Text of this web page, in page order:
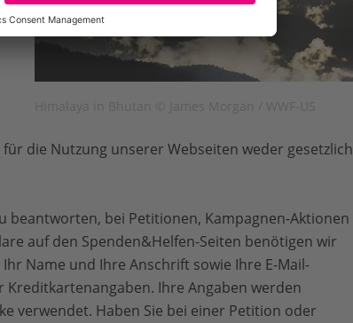
die Nutzung unserer Webseiten weder gesetzlich
beantworten, bei Petitionen, Kampagnen-Aktionen
auf den Spenden&Helfen-Seiten benötigen wir
Name und Ihre Anschrift sowie Ihre E-Mail-
Ihre Angaben werden
verwendet. Haben Sie bei einer Petition oder